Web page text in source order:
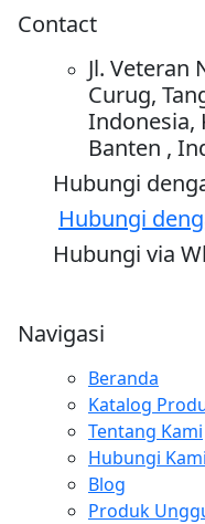
Contact
Jl. Veteran
Curug,
Indonesia,
Banten ,
Hubungi
Hubungi
Hubungi via
Navigasi
Beranda
Katalog
Tentang Kami
Hubungi Kami
Blog
Produk